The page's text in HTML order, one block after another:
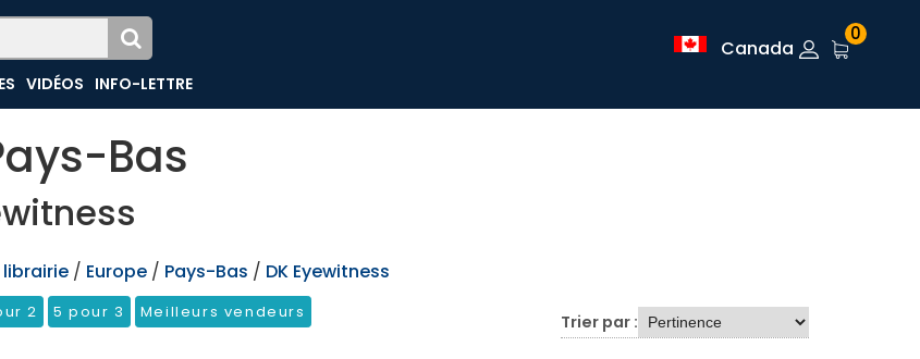
VIDÉOS INFO-LETTRE
Canada
0
Bas
/ Europe / Pays-Bas / DK Eyewitness
2 5 pour 3 Meilleurs vendeurs Trier par :